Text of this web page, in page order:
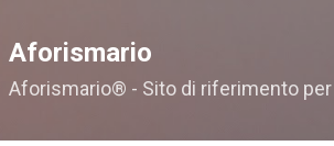
Aforismario
Aforismario® - Sito di riferimento